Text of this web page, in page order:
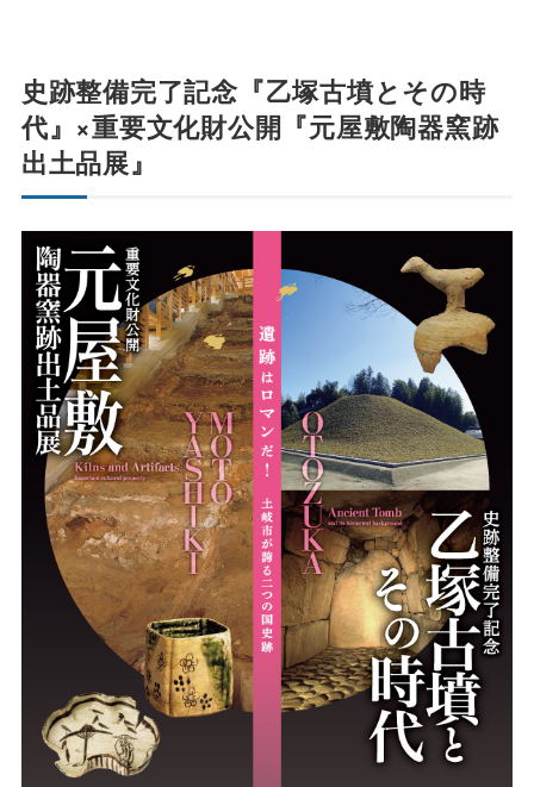
史跡整備完了記念『乙塚古墳とその時
代』×重要文化財公開『元屋敷陶器窯跡
出土品展』